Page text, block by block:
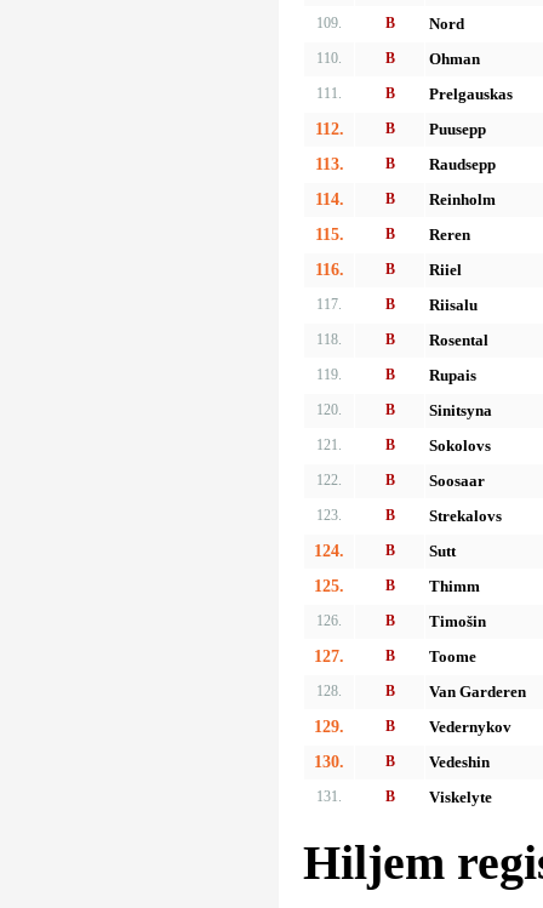
109. B Nord
110. B Ohman
111. B
Prelgauskas
112.
B
Puusepp
113.
B
Raudsepp
114.
B
Reinholm
115.
B
Reren
116.
B Riiel
117. B Riisalu
118. B Rosental
119. B Rupais
120. B Sinitsyna
121. B Sokolovs
122. B Soosaar
123. B
Strekalovs
124.
B
Sutt
125.
B Thimm
126. B
Timošin
127.
B Toome
128. B
Van Garderen
129.
B
Vedernykov
130.
B Vedeshin
131. B Viskelyte
Hiljem